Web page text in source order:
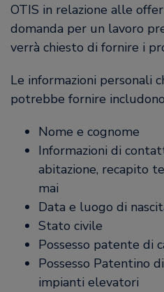
OTIS in relazione alle
domanda per un lavoro
verrà chiesto di fornire i
Le informazioni personali
potrebbe fornire
Nome e cognome
Informazioni di
abitazione, recapito
mai
Data e luogo di
Stato civile
Possesso patente di
Possesso Patentino
impianti elevatori